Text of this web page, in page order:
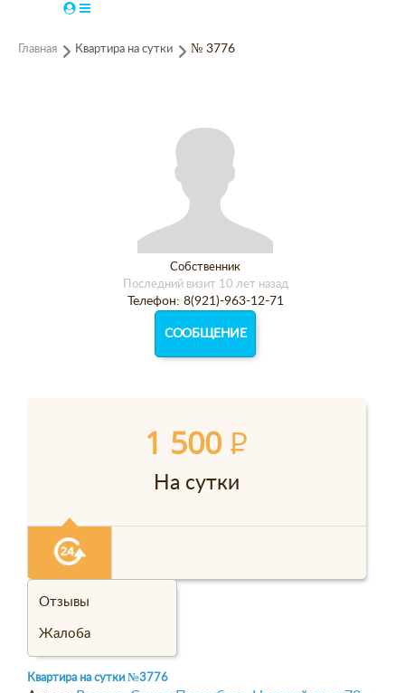
Главная Квартира на сутки № 3776
Собственник
Последний визит 10 лет назад
Телефон: 8(921)-963-12-71
СООБЩЕНИЕ
1 500P
На сутки
Отзывы
Жалоба
Квартира на сутки №3776